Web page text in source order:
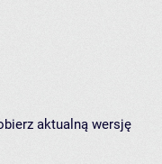
aktualną wersję